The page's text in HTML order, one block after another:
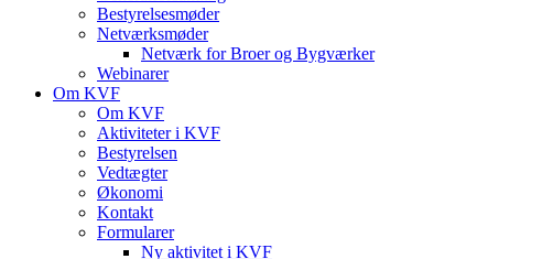
Bestyrelsesmøder
Netværksmøder
Netværk for Broer og Bygværker
Webinarer
Om KVF
Om KVF
Aktiviteter i KVF
Bestyrelsen
Vedtægter
Økonomi
Kontakt
Formularer
Ny aktivitet i KVF